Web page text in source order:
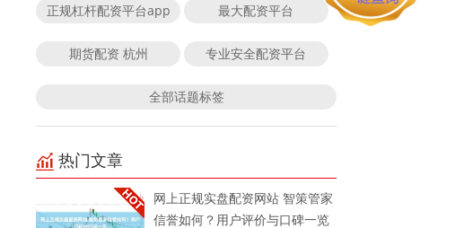
正规杠杆配资平台app 最大配资平台
期货配资 杭州 专业安全配资平台
全部话题标签
热门文章
网上正规实盘配资网站 智策管家
信誉如何？用户评价与口碑一览